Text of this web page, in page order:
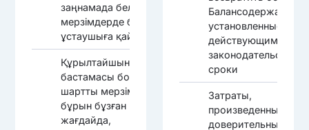
заңнамада белгіленген
мерзімдерде баланс
ұстаушыға қайтарсын
Құрылтайшының
бастамасы бойынша
шартты мерзімінен
бұрын бұзған
жағдайда,
Балансодержателю
установленные
действующим
законодательством
сроки
Затраты,
произведенные
доверительным